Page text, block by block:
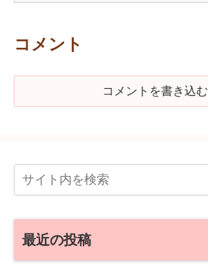
コメント
コメントを書き込む
最近の投稿